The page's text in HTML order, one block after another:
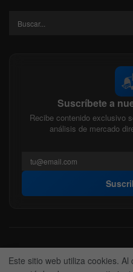
Suscríbete a
Recibe contenido exclusivo
análisis de mercado
Acerca de nosotros Politica
Contactanos
Anunciate
Este sitio web utiliza cookies.